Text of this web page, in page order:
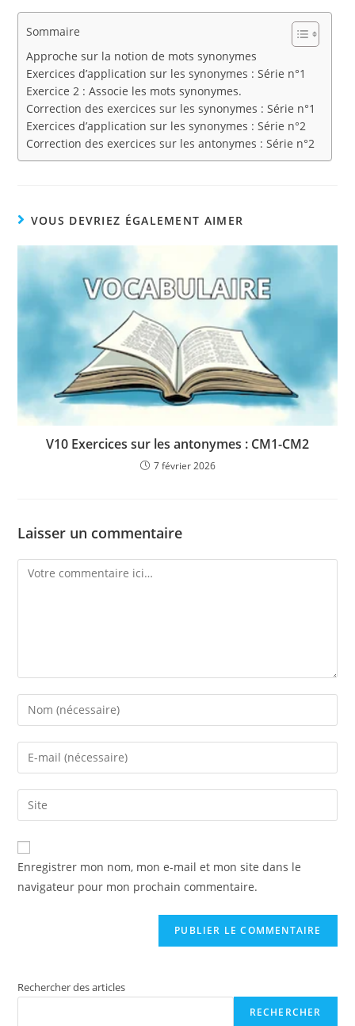
Sommaire
Approche sur la notion de mots synonymes
Exercices d’application sur les synonymes : Série n°1
Exercice 2 : Associe les mots synonymes.
Correction des exercices sur les synonymes : Série n°1
Exercices d’application sur les synonymes : Série n°2
Correction des exercices sur les antonymes : Série n°2
VOUS DEVRIEZ ÉGALEMENT AIMER
V10 Exercices sur les antonymes : CM1-CM2
7 février 2026
Laisser un commentaire
Enregistrer mon nom, mon e-mail et mon site dans le
navigateur pour mon prochain commentaire.
Rechercher des articles
RECHERCHER